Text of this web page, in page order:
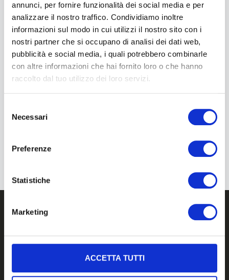
annunci, per fornire funzionalità dei social media e per
analizzare il nostro traffico. Condividiamo inoltre
informazioni sul modo in cui utilizzi il nostro sito con i
nostri partner che si occupano di analisi dei dati web,
pubblicità e social media, i quali potrebbero combinarle
con altre informazioni che hai fornito loro o che hanno
raccolto dal tuo utilizzo dei loro servizi.
delNecessari
Preferenze
Statistiche
Marketing
ACCETTA TUTTI
Unidata Porta La Fibra Ultraveloce Nelle
Aree Del Sisma 2016: Firmato Il Contratto
Unidata S.p.A. Società Benefit
00148 Roma – Viale A. G. Eiffel, 100 Commercity M26
N. REA 956645 – Codice Univoco: SUBM70N